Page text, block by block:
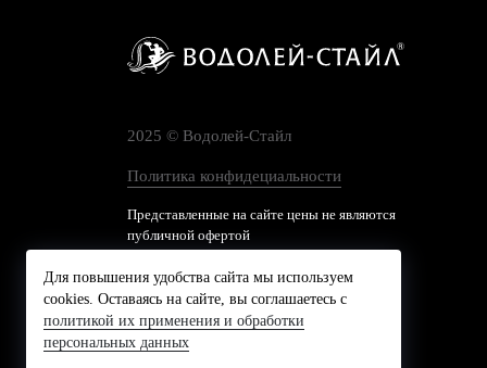
2025 © Водолей-Cтайл
Политика конфидециальности
Представленные на сайте цены не являются
публичной офертой
Для повышения удобства сайта мы используем
cookies. Оставаясь на сайте, вы соглашаетесь с
политикой их применения и обработки
персональных данных